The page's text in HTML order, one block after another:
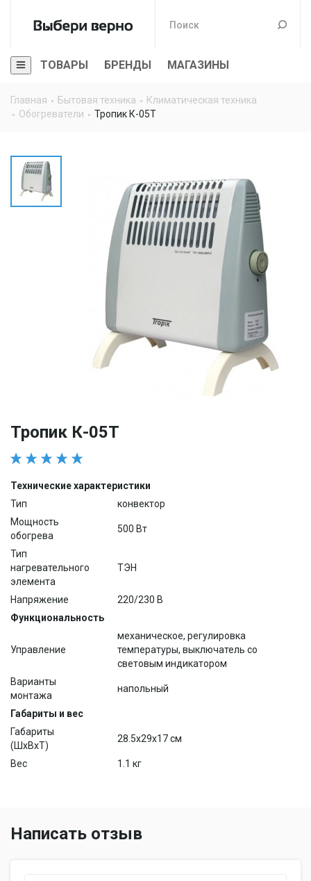
ТОВАРЫ БРЕНДЫ МАГАЗИНЫ
Главная Бытовая техника
Климатическая техника
Обогреватели
Тропик К-05Т
Тропик К-05Т
Технические характеристики
Тип
конвектор
Мощность
обогрева
500 Вт
Тип
нагревательного
элемента
ТЭН
Напряжение
220/230 В
Функциональность
Управление
механическое, регулировка
температуры, выключатель со
световым индикатором
Варианты
монтажа
напольный
Габариты и вес
Габариты
(ШхВхТ)
28.5x29x17 см
Вес 1.1 кг
Написать отзыв